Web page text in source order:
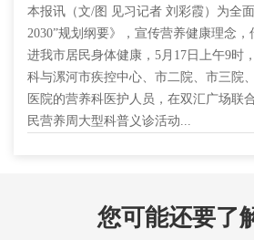
本报讯（文/图 见习记者 刘彩霞）为全
2030”规划纲要》，宣传营养健康理念
进我市居民身体健康，5月17日上午9时
科与漯河市疾控中心、市二院、市三院
医院的营养科医护人员，在双汇广场联
民营养周大型科普义诊活动...
您可能还要了